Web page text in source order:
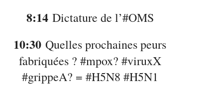
8:14 Dictature de l’#OMS
10:30 Quelles prochaines peurs
fabriquées ? #mpox? #viruxX
#grippeA? = #H5N8 #H5N1